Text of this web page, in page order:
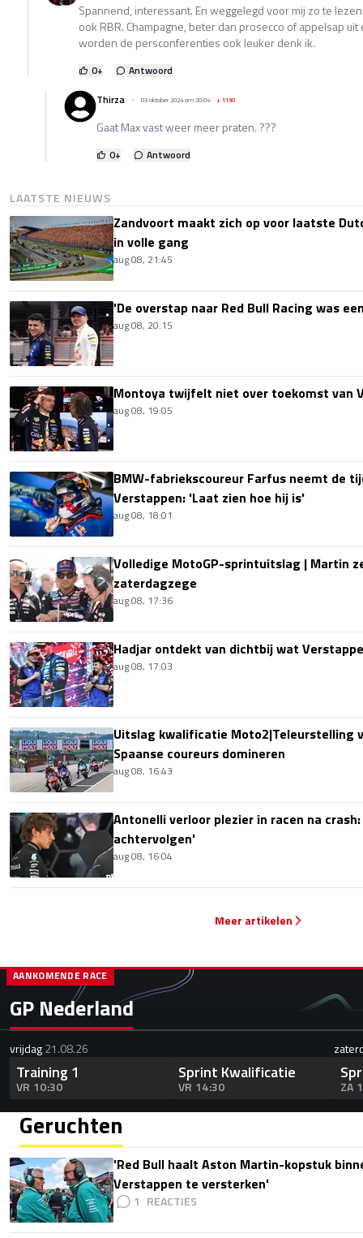
Spannend, interessant. En weggelegd voor mij zo te
ook RBR. Champagne, beter dan prosecco of appelsap
worden de persconferenties ook leuker denk ik.
0+
Antwoord
Thirza
03 oktober 2024 om 20:04 +1130
Gaat Max vast weer meer praten. ???
0+ Antwoord
LAATSTE NIEUWS
Zandvoort maakt zich op voor laatste
in volle gang
aug 08, 21:45
'De overstap naar Red Bull Racing was
aug 08, 20:15
Montoya twijfelt niet over toekomst van
aug 08, 19:05
BMW-fabriekscoureur Farfus neemt de
Verstappen: 'Laat zien hoe hij is'
aug 08, 18:01
Volledige MotoGP-sprintuitslag | Martin
zaterdagzege
aug 08, 17:36
Hadjar ontdekt van dichtbij wat
aug 08, 17:03
Uitslag kwalificatie Moto2|Teleurstelling
Spaanse coureurs domineren
aug 08, 16:43
Antonelli verloor plezier in racen na
achtervolgen'
aug 08, 16:04
Meer artikelen
GP Nederland
AANKOMENDE RACE
vrijdag21.08.26
Training 1
VR 10:30
Sprint Kwalificatie
VR 14:30 ZA
Geruchten
'Red Bull haalt Aston Martin-kopstuk
Verstappen te versterken'
1